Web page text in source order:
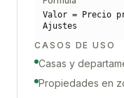
Valor = Precio
Ajustes
CASOS DE USO
Casas y
Propiedades en